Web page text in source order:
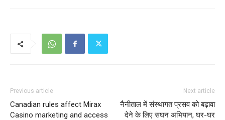
Previous article
Canadian rules affect Mirax
Casino marketing and access
Next article
नैनीताल में संस्थागत प्रसव को बढ़ावा
देने के लिए सघन अभियान, घर-घर